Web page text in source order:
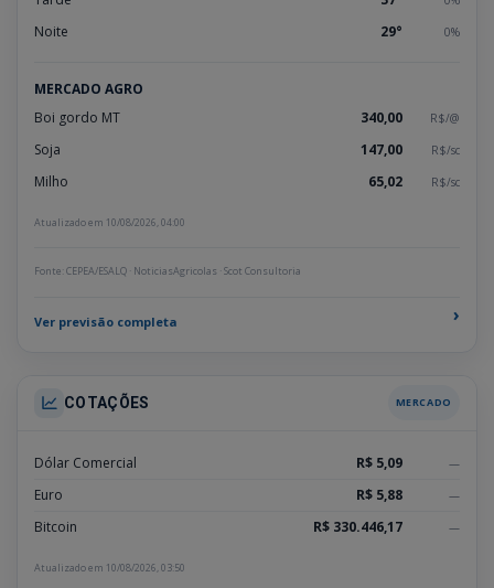
Noite 29° 0%
MERCADO AGRO
Boi gordo MT
340,00 R$/@
Soja 147,00 R$/sc
Milho 65,02 R$/sc
Atualizado em 10/08/2026, 04:00
Fonte: CEPEA/ESALQ · NoticiasAgricolas · Scot Consultoria
Ver previsão completa ›
COTAÇÕES MERCADO
Dólar Comercial R$ 5,09 —
Euro R$ 5,88 —
Bitcoin R$ 330.446,17 —
Atualizado em 10/08/2026, 03:50